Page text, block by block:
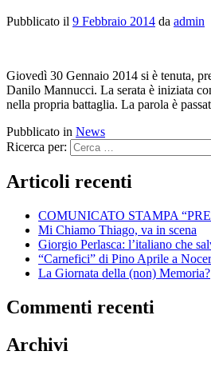
Pubblicato il 9 Febbraio 2014 da admin
Giovedì 30 Gennaio 2014 si è tenuta,
Danilo Mannucci. La serata è iniziata
nella propria battaglia. La parola è
Pubblicato in News
Ricerca per:
Articoli recenti
COMUNICATO STAMPA
Mi Chiamo Thiago, va in scena
Giorgio Perlasca: l’italiano che
“Carnefici” di Pino Aprile a
La Giornata della (non) Memoria?
Commenti recenti
Archivi